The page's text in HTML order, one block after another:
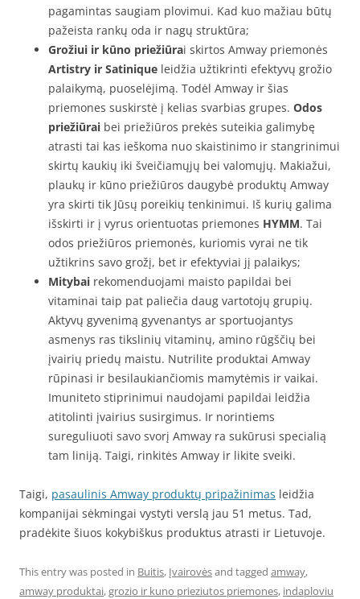
pagamintas saugiam plovimui. Kad kuo mažiau būtų
pažeista rankų oda ir nagų struktūra;
Grožiui ir kūno priežiūrai skirtos Amway priemonės
Artistry ir Satinique leidžia užtikrinti efektyvų grožio
palaikymą, puoselėjimą. Todėl Amway ir šias
priemones suskirstė į kelias svarbias grupes. Odos
priežiūrai bei priežiūros prekės suteikia galimybę
atrasti tai kas ieškoma nuo skaistinimo ir stangrinimui
skirtų kaukių iki šveičiamųjų bei valomųjų. Makiažui,
plaukų ir kūno priežiūros daugybė produktų Amway
yra skirti tik Jūsų poreikių tenkinimui. Iš kurių galima
išskirti ir į vyrus orientuotas priemones HYMM. Tai
odos priežiūros priemonės, kuriomis vyrai ne tik
užtikrins savo grožį, bet ir efektyviai jį palaikys;
Mitybai rekomenduojami maisto papildai bei
vitaminai taip pat paliečia daug vartotojų grupių.
Aktyvų gyvenimą gyvenantys ar sportuojantys
asmenys ras tikslinių vitaminų, amino rūgščių bei
įvairių priedų maistu. Nutrilite produktai Amway
rūpinasi ir besilaukiančiomis mamytėmis ir vaikai.
Imuniteto stiprinimui naudojami papildai leidžia
atitolinti įvairius susirgimus. Ir norintiems
sureguliuoti savo svorį Amway ra sukūrusi specialią
tam liniją. Taigi, rinkitės Amway ir likite sveiki.
Taigi, pasaulinis Amway produktų pripažinimas leidžia
kompanijai sėkmingai vystyti verslą jau 51 metus. Tad,
pradėkite šiuos kokybiškus produktus atrasti ir Lietuvoje.
This entry was posted in Buitis, Įvairovėsand tagged amway,
amway produktai,grozio ir kuno prieziutos priemones, indaploviu